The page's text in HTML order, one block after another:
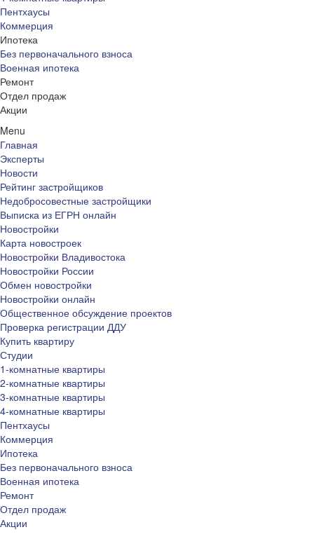
Пентхаусы
Коммерция
Ипотека
Без первоначального взноса
Военная ипотека
Ремонт
Отдел продаж
Акции
Menu
Главная
Эксперты
Новости
Рейтинг застройщиков
Недобросовестные застройщики
Выписка из ЕГРН онлайн
Новостройки
Карта новостроек
Новостройки Владивостока
Новостройки России
Обмен новостройки
Новостройки онлайн
Общественное обсуждение проектов
Проверка регистрации ДДУ
Купить квартиру
Студии
1-комнатные квартиры
2-комнатные квартиры
3-комнатные квартиры
4-комнатные квартиры
Пентхаусы
Коммерция
Ипотека
Без первоначального взноса
Военная ипотека
Ремонт
Отдел продаж
Акции